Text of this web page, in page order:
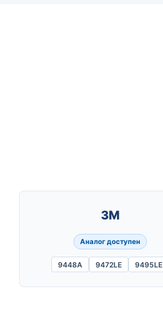
3M
Аналог доступен
9448A 9472LE 9495LE